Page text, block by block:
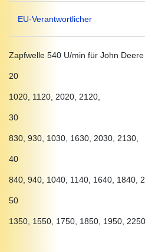
EU-Verantwortlicher
Zapfwelle 540 U/min für John Deere
20
1020, 1120, 2020, 2120,
30
830, 930, 1030, 1630, 2030, 2130,
40
840, 940, 1040, 1140, 1640, 1840,
50
1350, 1550, 1750, 1850, 1950,